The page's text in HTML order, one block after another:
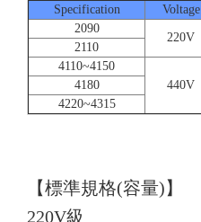
Specification
Voltage
2090
220V
2110
4110~4150
440V
4180
4220~4315
【標準規格(容量)】
220V級